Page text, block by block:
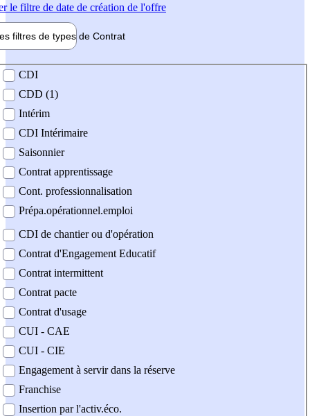
le filtre de date de création de l'offre
filtres de types de Contrat
contrat
CDI
CDD (1)
Intérim
CDI Intérimaire
Saisonnier
Contrat apprentissage
Cont. professionnalisation
Prépa.opérationnel.emploi
CDI de chantier ou d'opération
Contrat d'Engagement Educatif
Contrat intermittent
Contrat pacte
Contrat d'usage
CUI - CAE
CUI - CIE
Engagement à servir dans la réserve
Franchise
Insertion par l'activ.éco.